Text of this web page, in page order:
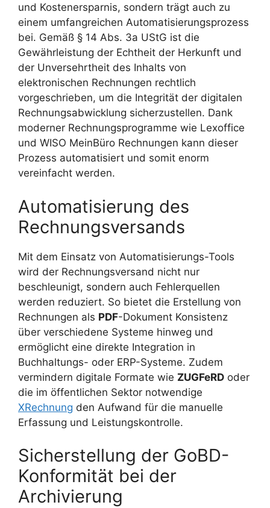
und Kostenersparnis, sondern trägt auch zu
einem umfangreichen Automatisierungsprozess
bei. Gemäß § 14 Abs. 3a UStG ist die
Gewährleistung der Echtheit der Herkunft und
der Unversehrtheit des Inhalts von
elektronischen Rechnungen rechtlich
vorgeschrieben, um die Integrität der digitalen
Rechnungsabwicklung sicherzustellen. Dank
moderner Rechnungsprogramme wie Lexoffice
und WISO MeinBüro Rechnungen kann dieser
Prozess automatisiert und somit enorm
vereinfacht werden.
Automatisierung des
Rechnungsversands
Mit dem Einsatz von Automatisierungs-Tools
wird der Rechnungsversand nicht nur
beschleunigt, sondern auch Fehlerquellen
werden reduziert. So bietet die Erstellung von
Rechnungen als PDF-Dokument Konsistenz
über verschiedene Systeme hinweg und
ermöglicht eine direkte Integration in
Buchhaltungs- oder ERP-Systeme. Zudem
vermindern digitale Formate wie ZUGFeRD oder
die im öffentlichen Sektor notwendige
XRechnung den Aufwand für die manuelle
Erfassung und Leistungskontrolle.
Sicherstellung der GoBD-
Konformität bei der
Archivierung